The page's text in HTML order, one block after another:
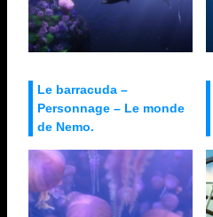
Le barracuda –
Personnage – Le monde
de Nemo.